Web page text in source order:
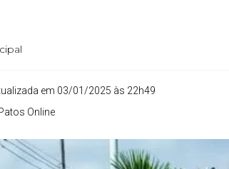
em 03/01/2025 às 22h49
Online